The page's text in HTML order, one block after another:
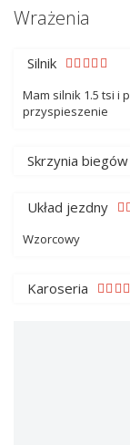
Wrażenia
Silnik
Mam silnik 1.5 tsi i
przyspieszenie
Skrzynia biegów
Układ jezdny
Wzorcowy
Karoseria